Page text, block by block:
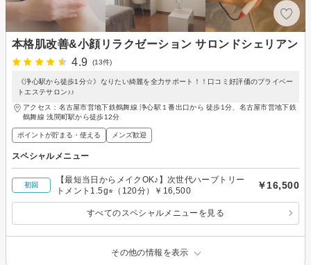
本格肌改善&小顔リラクゼーション サロンドシェリアン
4.9
(13件)
《浄心駅から徒歩1分☆》なりたい綺麗を全力サポート！！口コミ好評価のプライベー
トエステサロン♪♪
アクセス：名古屋市営地下鉄鶴舞線 浄心駅１番出口から 徒歩1分、名古屋市営地下鉄
鶴舞線 浅間町駅から徒歩12分
ポイントが貯まる・使える メンズ歓迎
スペシャルメニュー
初回
【最短当日からメイクOK♪】次世代ハーブトリー
トメント1.5g⭐︎（120分）￥16,500
￥16,500
すべてのスペシャルメニューを見る
その他の情報を表示